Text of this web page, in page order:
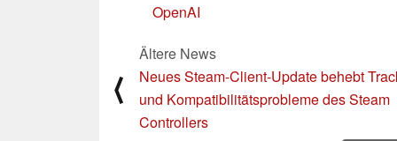
OpenAI
⟨
Ältere News
Neues Steam-Client-Update behebt
und Kompatibilitätsprobleme des Steam
Controllers